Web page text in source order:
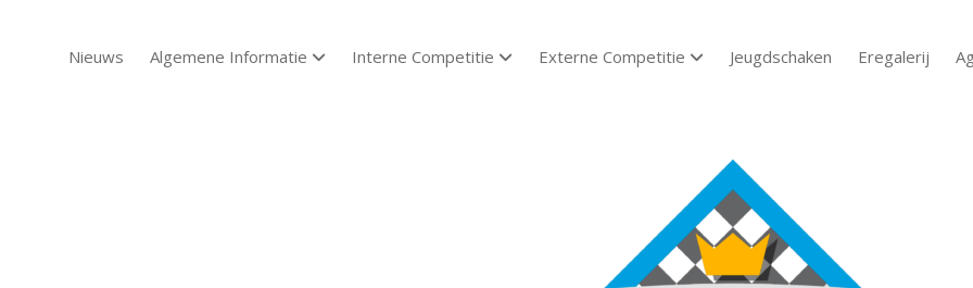
Nieuws Algemene Informatie open dropdown menu
Interne Competitie open dropdown menu
Externe Competitie open dropdown menu
Jeugdschaken Eregalerij
Schaakvereniging
Schaakwoude